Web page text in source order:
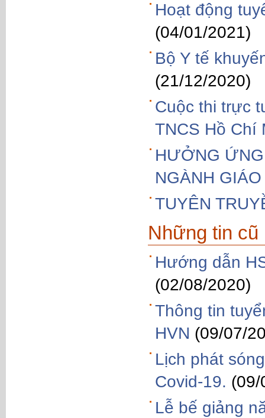
Hoạt động
(04/01/2021)
Bộ Y tế
(21/12/2020)
Cuộc thi trực
TNCS Hồ Chí
HƯỞNG ỨNG
NGÀNH
TUYÊN
Những tin cũ
Hướng dẫn
(02/08/2020)
Thông tin
HVN (09/07/
Lịch phát
Covid-19. (09/
Lễ bế giảng